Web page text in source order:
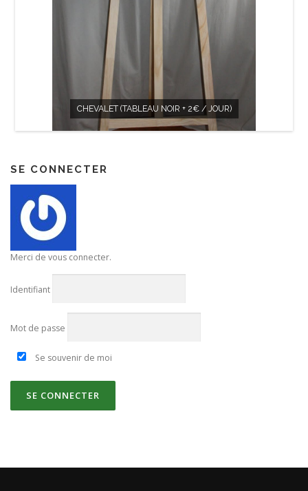
CHEVALET (TABLEAU NOIR + 2€ / JOUR)
SE CONNECTER
Merci de vous connecter.
Identifiant
Mot de passe
Se souvenir de moi